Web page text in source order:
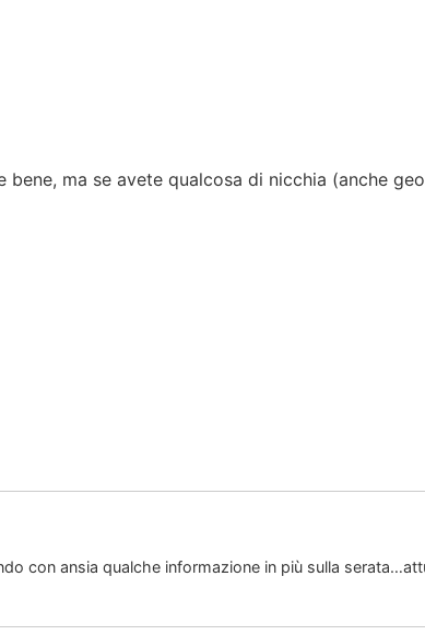
ma se avete qualcosa di nicchia (anche
con ansia qualche informazione in più sulla